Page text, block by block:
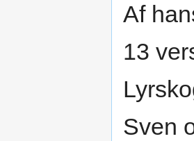
Af
13
Sven